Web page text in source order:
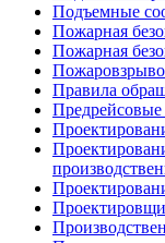
Подъемные
Пожарная
Пожарная
Правила